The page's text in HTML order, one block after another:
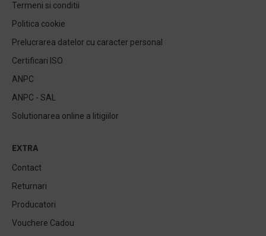
Termeni si conditii
Politica cookie
Prelucrarea datelor cu caracter personal
Certificari ISO
ANPC
ANPC - SAL
Solutionarea online a litigiilor
EXTRA
Contact
Returnari
Producatori
Vouchere Cadou